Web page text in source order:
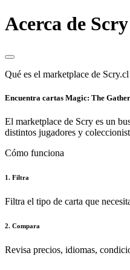
Acerca de Scry
Qué es el marketplace de Scry.cl
Encuentra cartas Magic: The
El marketplace de Scry es un
distintos jugadores y
Cómo funciona
1. Filtra
Filtra el tipo de carta que
2. Compara
Revisa precios, idiomas,